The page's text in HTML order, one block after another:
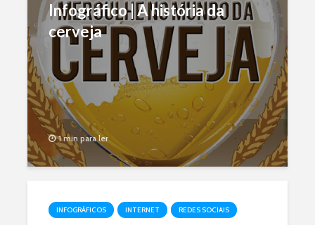
Infográfico | A história da
cerveja
1 min para ler
INFOGRÁFICOS INTERNET REDES SOCIAIS